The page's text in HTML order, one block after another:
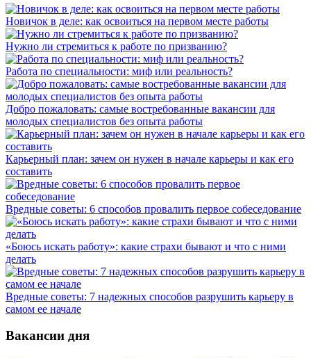
Новичок в деле: как освоиться на первом месте работы
Нужно ли стремиться к работе по призванию?
Работа по специальности: миф или реальность?
Добро пожаловать: самые востребованные вакансии для
молодых специалистов без опыта работы
Карьерный план: зачем он нужен в начале карьеры и как его
составить
Вредные советы: 6 способов провалить первое собеседование
«Боюсь искать работу»: какие страхи бывают и что с ними
делать
Вредные советы: 7 надежных способов разрушить карьеру в
самом ее начале
Вакансии дня